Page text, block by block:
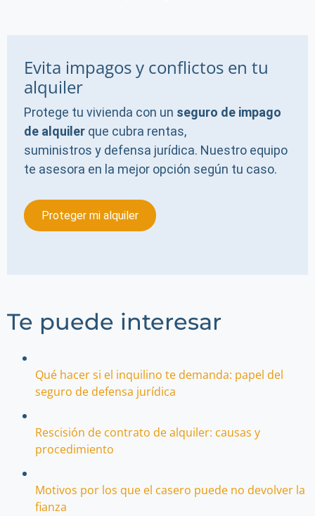
Evita impagos y conflictos en tu
alquiler
Protege tu vivienda con un seguro de impago
de alquiler que cubra rentas,
suministros y defensa jurídica. Nuestro equipo
te asesora en la mejor opción según tu caso.
Proteger mi alquiler
Te puede interesar
Qué hacer si el inquilino te demanda: papel del
seguro de defensa jurídica
Rescisión de contrato de alquiler: causas y
procedimiento
Motivos por los que el casero puede no devolver la
fianza